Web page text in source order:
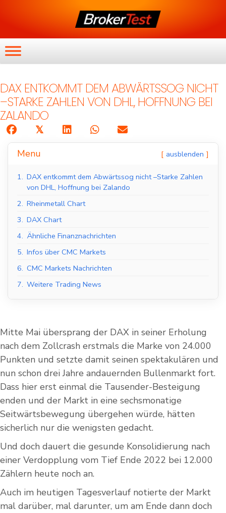
DAX ENTKOMMT DEM ABWÄRTSSOG NICHT
–STARKE ZAHLEN VON DHL, HOFFNUNG BEI
ZALANDO
𝕏
Menu ausblenden
1. DAX entkommt dem Abwärtssog nicht –Starke Zahlen
von DHL, Hoffnung bei Zalando
2. Rheinmetall Chart
3. DAX Chart
4. Ähnliche Finanznachrichten
5. Infos über CMC Markets
6. CMC Markets Nachrichten
7. Weitere Trading News
Mitte Mai übersprang der DAX in seiner Erholung
nach dem Zollcrash erstmals die Marke von 24.000
Punkten und setzte damit seinen spektakulären und
nun schon drei Jahre andauernden Bullenmarkt fort.
Dass hier erst einmal die Tausender-Besteigung
enden und der Markt in eine sechsmonatige
Seitwärtsbewegung übergehen würde, hätten
sicherlich nur die wenigsten gedacht.
Und doch dauert die gesunde Konsolidierung nach
einer Verdopplung vom Tief Ende 2022 bei 12.000
Zählern heute noch an.
Auch im heutigen Tagesverlauf notierte der Markt
mal darüber, mal darunter, um am Ende dann doch